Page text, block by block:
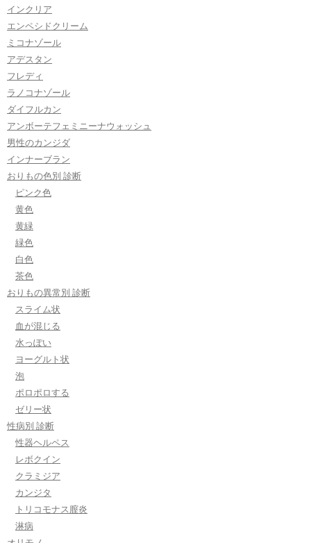
インクリア
エンペシドクリーム
ミコナゾール
アデスタン
フレディ
ラノコナゾール
ダイフルカン
アンボーテフェミニーナウォッシュ
男性のカンジダ
インナーブラン
おりもの色別 診断
ピンク色
黄色
黄緑
緑色
白色
茶色
おりもの異常別 診断
スライム状
血が混じる
水っぽい
ヨーグルト状
泡
ポロポロする
ゼリー状
性病別 診断
性器ヘルペス
レボクイン
クラミジア
カンジタ
トリコモナス膣炎
淋病